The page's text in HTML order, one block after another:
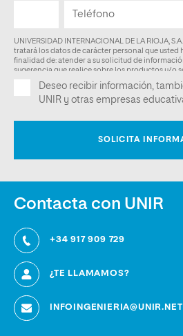
Contacta con UNIR
+34 917 909 729
¿TE LLAMAMOS?
INFOINGENIERIA@UNIR.NET